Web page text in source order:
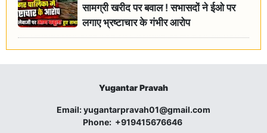
सामग्री खरीद पर बवाल ! सभासदों ने ईओ पर
लगाए भ्रष्टाचार के गंभीर आरोप
Yugantar Pravah
Email:yugantarpravah01@gmail.com
Phone: +919415676646